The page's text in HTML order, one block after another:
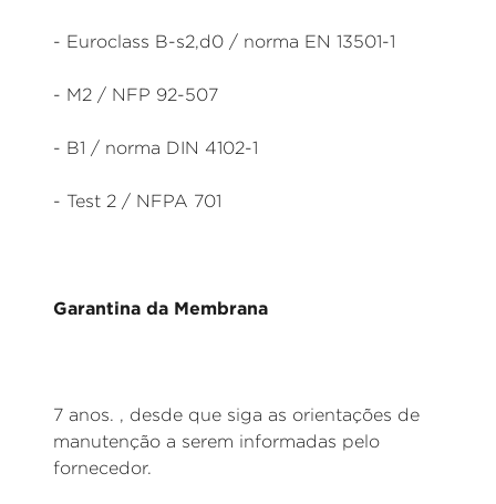
- Euroclass B-s2,d0 / norma EN 13501-1
- M2 / NFP 92-507
- B1 / norma DIN 4102-1
- Test 2 / NFPA 701
Garantina da Membrana
7 anos. , desde que siga as orientações de
manutenção a serem informadas pelo
fornecedor.